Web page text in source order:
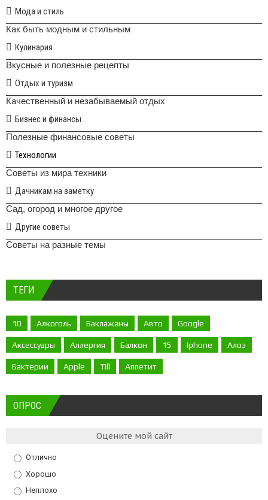
Мода и стиль
Как быть модным и стильным
Кулинария
Вкусные и полезные рецепты
Отдых и туризм
Качественный и незабываемый отдых
Бизнес и финансы
Полезные финансовые советы
Технологии
Советы из мира техники
Дачникам на заметку
Сад, огород и многое другое
Другие советы
Советы на разные темы
ТЕГИ
10 Алкоголь Баклажаны Авто Google
Аксессуары Аллергия Балкон 15 Iphone Алоэ
Бактерии Apple Till Аппетит
ОПРОС
Оцените мой сайт
Отлично
Хорошо
Неплохо